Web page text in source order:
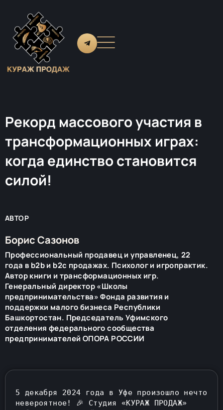
Рекорд массового участия в
трансформационных играх:
когда единство становится
силой!
АВТОР
Борис Сазонов
Профессиональный продавец и управленец, 22
года в b2b и b2c продажах. Психолог и игропрактик.
Автор книги и трансформационных игр.
Генеральный директор «Школы
предпринимательства» Фонда развития и
поддержки малого бизнеса Республики
Башкортостан. Председатель Уфимского
отделения федерального сообщества
предпринимателей ОПОРА РОССИИ
5 декабря 2024 года в Уфе произошло нечто
невероятное! 🎉 Студия «КУРАЖ ПРОДАЖ»